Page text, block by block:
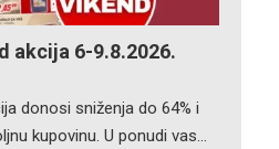
akcija 6-9.8.2026.
donosi sniženja do 64% i
kupovinu. U ponudi vas…